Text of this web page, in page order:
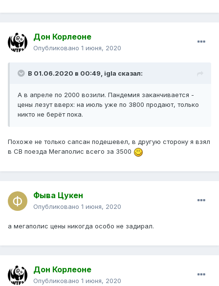
Дон Корлеоне
Опубликовано 1 июня, 2020
В 01.06.2020 в 00:49, igla сказал:
А в апреле по 2000 возили. Пандемия заканчивается -
цены лезут вверх: на июль уже по 3800 продают, только
никто не берёт пока.
Похоже не только сапсан подешевел, в другую сторону я взял
в СВ поезда Мегаполис всего за 3500
Фыва Цукен
Опубликовано 1 июня, 2020
а мегаполис цены никогда особо не задирал.
Дон Корлеоне
Опубликовано 1 июня, 2020